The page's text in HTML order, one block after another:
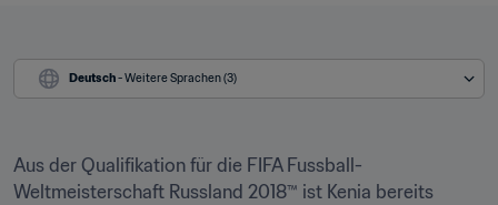
Deutsch - Weitere Sprachen (3)
Aus der Qualifikation für die FIFA Fussball-
Weltmeisterschaft Russland 2018™ ist Kenia bereits